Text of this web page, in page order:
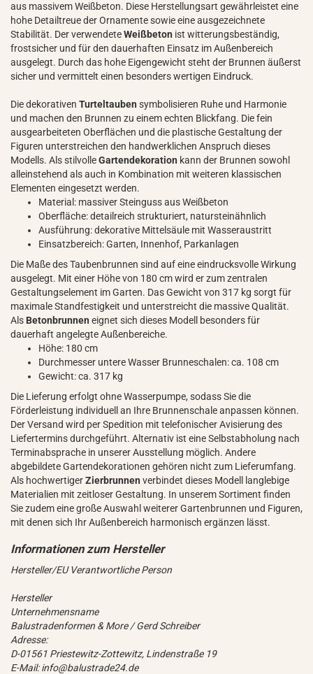
aus massivem Weißbeton. Diese Herstellungsart gewährleistet eine
hohe Detailtreue der Ornamente sowie eine ausgezeichnete
Stabilität. Der verwendeteWeißbeton ist witterungsbeständig,
frostsicher und für den dauerhaften Einsatz im Außenbereich
ausgelegt. Durch das hohe Eigengewicht steht der Brunnen äußerst
sicher und vermittelt einen besonders wertigen Eindruck.
Die dekorativen Turteltauben symbolisieren Ruhe und Harmonie
und machen den Brunnen zu einem echten Blickfang. Die fein
ausgearbeiteten Oberflächen und die plastische Gestaltung der
Figuren unterstreichen den handwerklichen Anspruch dieses
Modells. Als stilvolleGartendekoration kann der Brunnen sowohl
alleinstehend als auch in Kombination mit weiteren klassischen
Elementen eingesetzt werden.
Material: massiver Steinguss aus Weißbeton
Oberfläche: detailreich strukturiert, natursteinähnlich
Ausführung: dekorative Mittelsäule mit Wasseraustritt
Einsatzbereich: Garten, Innenhof, Parkanlagen
Die Maße des Taubenbrunnen sind auf eine eindrucksvolle Wirkung
ausgelegt. Mit einer Höhe von 180 cm wird er zum zentralen
Gestaltungselement im Garten. Das Gewicht von 317 kg sorgt für
maximale Standfestigkeit und unterstreicht die massive Qualität.
Als Betonbrunnen eignet sich dieses Modell besonders für
dauerhaft angelegte Außenbereiche.
Höhe: 180 cm
Durchmesser untere Wasser Brunneschalen: ca. 108 cm
Gewicht: ca. 317 kg
Die Lieferung erfolgt ohne Wasserpumpe, sodass Sie die
Förderleistung individuell an Ihre Brunnenschale anpassen können.
Der Versand wird per Spedition mit telefonischer Avisierung des
Liefertermins durchgeführt. Alternativ ist eine Selbstabholung nach
Terminabsprache in unserer Ausstellung möglich. Andere
abgebildete Gartendekorationen gehören nicht zum Lieferumfang.
Als hochwertigerZierbrunnen verbindet dieses Modell langlebige
Materialien mit zeitloser Gestaltung. In unserem Sortiment finden
Sie zudem eine große Auswahl weiterer Gartenbrunnen und Figuren,
mit denen sich Ihr Außenbereich harmonisch ergänzen lässt.
Hersteller/EU Verantwortliche Person
Hersteller
Unternehmensname
Balustradenformen & More / Gerd Schreiber
Adresse:
D-01561 Priestewitz-Zottewitz, Lindenstraße 19
E-Mail: info@balustrade24.de